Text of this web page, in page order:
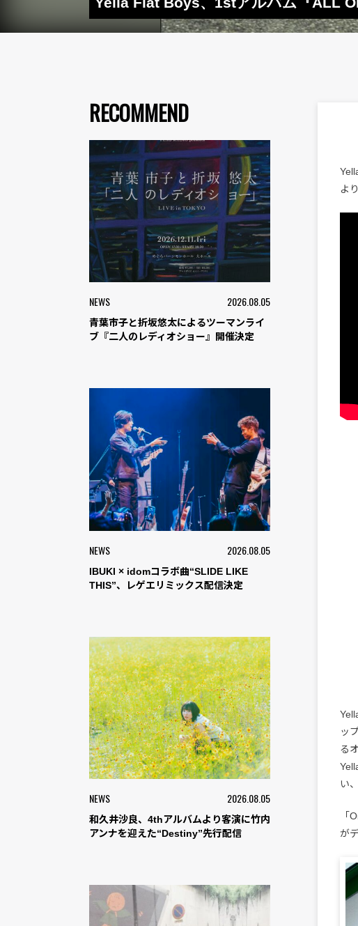
RECOMMEND
NEWS 2026.08.05
青葉市子と折坂悠太によるツーマンライ
ブ『二人のレディオショー』開催決定
NEWS 2026.08.05
IBUKI × idomコラボ曲“SLIDE LIKE
THIS”、レゲエリミックス配信決定
NEWS 2026.08.05
和久井沙良、4thアルバムより客演に竹内
アンナを迎えた“Destiny”先行配信
よ
ッ
る
い
「
が